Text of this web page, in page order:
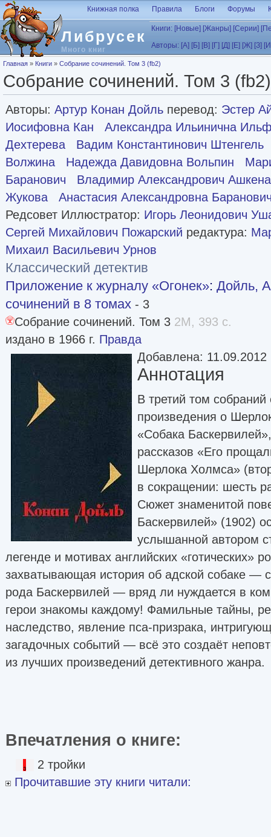
Перейти к основному содержанию
Либрусек
Много книг
Книжная полка Правила Блоги Форумы
Книги: [Новые] [Жанры] [Серии]
Авторы: [А] [Б] [В] [Г] [Д] [Е] [Ж] [З]
Вы здесь
Главная » Книги » Собрание сочинений. Том 3 (fb2)
Собрание сочинений. Том 3 (fb2)
Авторы: Артур Конан Дойль перевод: Эстер
Иосифовна Кан
Александра Ильинична Ильф
Дехтерева
Вадим Константинович Штенгель
Волжина
Надежда Давидовна Вольпин
Баранович
Владимир Александрович
Жукова
Анастасия Александровна
Редсовет Иллюстратор: Игорь Леонидович
Сергей Михайлович Пожарский редактура:
Михаил Васильевич Урнов
Классический детектив
Приложение к журналу «Огонек»: Дойль,
сочинений в 8 томах - 3
Собрание сочинений. Том 3 2M, 393 с.
издано в 1966 г. Правда
Добавлена: 11.09.2012
Аннотация
В третий том
произведения о
«Собака
рассказов «Его
Шерлока Холмса»
в сокращении: шесть
Сюжет знаменитой
Баскервилей» (1902)
услышанной автором
легенде и мотивах английских «готических»
захватывающая история об адской собаке —
рода Баскервилей — вряд ли нуждается в
герои знакомы каждому! Фамильные тайны,
наследство, явление пса-призрака,
загадочных событий — всё это создаёт
из лучших произведений детективного жанра.
Впечатления о книге:
2 тройки
Прочитавшие эту книги читали: